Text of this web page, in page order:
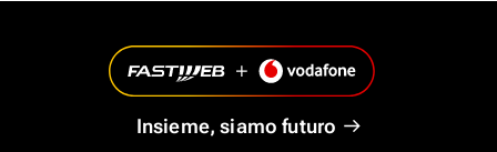
Insieme, siamo futuro